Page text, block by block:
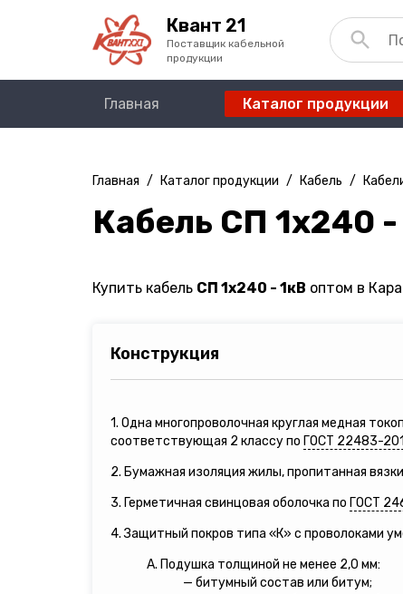
Квант 21
Поставщик кабельной
продукции
Главная Каталог продукции
Главная / Каталог продукции / Кабель /
Кабель СП 1х240 -
Купить кабель СП 1х240 - 1кВ оптом в
Конструкция
1. Одна многопроволочная круглая медная
соответствующая 2 классу по ГОСТ 22483-
2. Бумажная изоляция жилы, пропитанная
3. Герметичная свинцовая оболочка по ГОСТ
4. Защитный покров типа «К» с проволоками
А. Подушка толщиной не менее 2,0 мм:
— битумный состав или битум;